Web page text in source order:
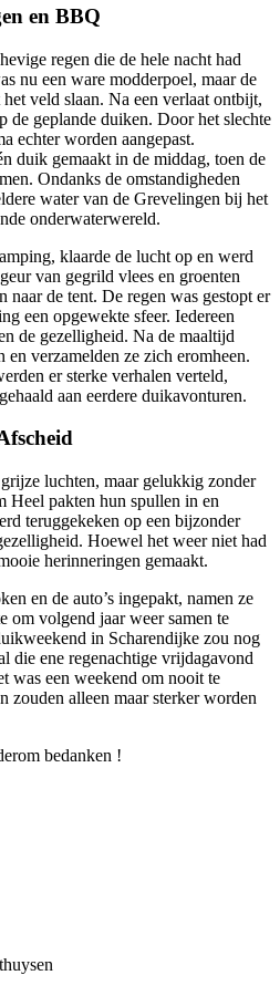
en BBQ
regen die de hele nacht had
nu een ware modderpoel, maar de
veld slaan. Na een verlaat ontbijt,
de geplande duiken. Door het slechte
echter worden aangepast.
duik gemaakt in de middag, toen de
Ondanks de omstandigheden
water van de Grevelingen bij het
onderwaterwereld.
klaarde de lucht op en werd
van gegrild vlees en groenten
naar de tent. De regen was gestopt er
een opgewekte sfeer. Iedereen
de gezelligheid. Na de maaltijd
verzamelden ze zich eromheen.
er sterke verhalen verteld,
aan eerdere duikavonturen.
luchten, maar gelukkig zonder
Heel pakten hun spullen in en
teruggekeken op een bijzonder
Hoewel het weer niet had
herinneringen gemaakt.
en de auto’s ingepakt, namen ze
om volgend jaar weer samen te
in Scharendijke zou nog
die ene regenachtige vrijdagavond
was een weekend om nooit te
zouden alleen maar sterker worden
bedanken !